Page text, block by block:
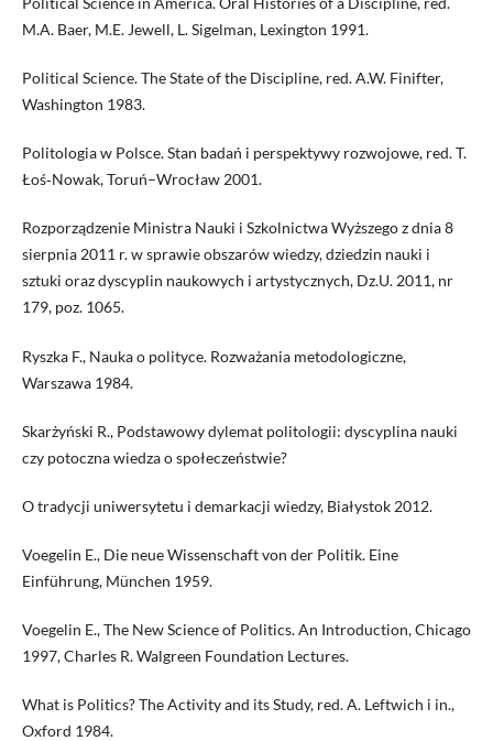
M.A. Baer, M.E. Jewell, L. Sigelman, Lexington 1991.
Political Science. The State of the Discipline, red. A.W. Finifter,
Washington 1983.
Politologia w Polsce. Stan badań i perspektywy rozwojowe, red. T.
Łoś‑Nowak, Toruń–Wrocław 2001.
Rozporządzenie Ministra Nauki i Szkolnictwa Wyższego z dnia 8
sierpnia 2011 r. w sprawie obszarów wiedzy, dziedzin nauki i
sztuki oraz dyscyplin naukowych i artystycznych, Dz.U. 2011, nr
179, poz. 1065.
Ryszka F., Nauka o polityce. Rozważania metodologiczne,
Warszawa 1984.
Skarżyński R., Podstawowy dylemat politologii: dyscyplina nauki
czy potoczna wiedza o społeczeństwie?
O tradycji uniwersytetu i demarkacji wiedzy, Białystok 2012.
Voegelin E., Die neue Wissenschaft von der Politik. Eine
Einführung, München 1959.
Voegelin E., The New Science of Politics. An Introduction, Chicago
1997, Charles R. Walgreen Foundation Lectures.
What is Politics? The Activity and its Study, red. A. Leftwich i in.,
Oxford 1984.